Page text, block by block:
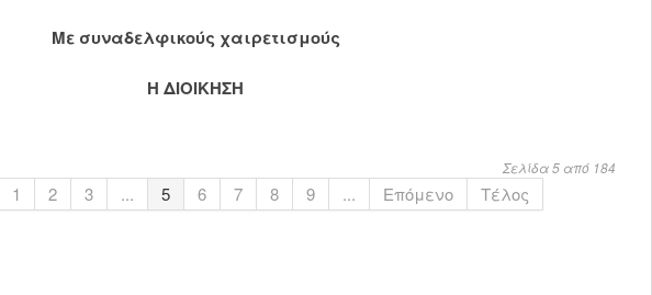
Με συναδελφικούς χαιρετισμούς
Η ΔΙΟΙΚΗΣΗ
Σελίδα 5 από 184
1 2 3 ... 5 6 7 8 9 ... Επόμενο Τέλος